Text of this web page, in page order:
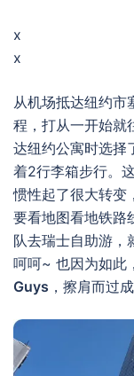
x
从机场抵达纽约市
程，打从一开始就
达纽约公寓时选择
着2行李箱步行。
惯性起了很大转变
要看地图看地铁路
队去瑞士自助游，
呵呵~ 也因为如此
Guys ，擦肩而过